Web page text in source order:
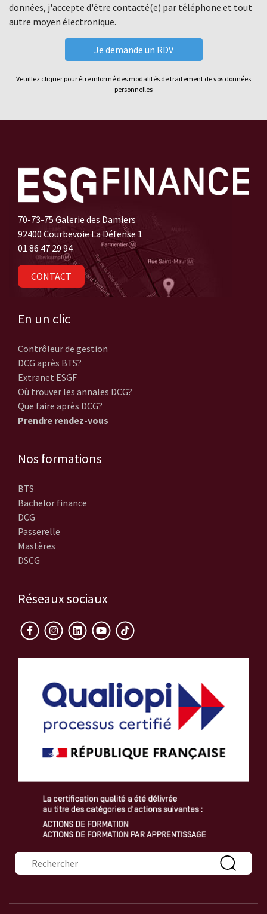
données, j'accepte d'être contacté(e) par téléphone et tout
autre moyen électronique.
Veuillez cliquer pour être informé des modalités de traitement de vos données
personnelles
70-73-75 Galerie des Damiers
92400 Courbevoie La Défense 1
01 86 47 29 94
CONTACT
En un clic
Contrôleur de gestion
DCG après BTS?
Extranet ESGF
Où trouver les annales DCG?
Que faire après DCG?
Prendre rendez-vous
Nos formations
BTS
Bachelor finance
DCG
Passerelle
Mastères
DSCG
Réseaux sociaux
Formulaire de recherche